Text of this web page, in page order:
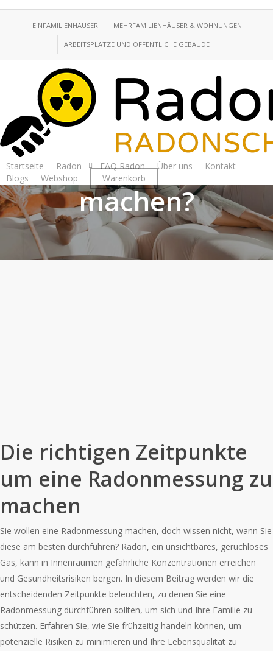
Skip
EINFAMILIENHÄUSER MEHRFAMILIENHÄUSER & WOHNUNGEN
ARBEITSPLÄTZE UND ÖFFENTLICHE GEBÄUDE
Startseite Radon FAQ Radon Über uns
Kontakt
Blogs
Webshop Warenkorb
Blogs Radon Was ist Radon?
Wann soll man eine
Radonmessung
machen?
Die richtigen Zeitpunkte
um eine Radonmessung zu
machen
Sie wollen eine Radonmessung machen, doch wissen nicht, wann Sie
diese am besten durchführen? Radon, ein unsichtbares, geruchloses
Gas, kann in Innenräumen gefährliche Konzentrationen erreichen
und Gesundheitsrisiken bergen. In diesem Beitrag werden wir die
entscheidenden Zeitpunkte beleuchten, zu denen Sie eine
Radonmessung durchführen sollten, um sich und Ihre Familie zu
schützen. Erfahren Sie, wie Sie frühzeitig handeln können, um
potenzielle Risiken zu minimieren und Ihre Lebensqualität zu